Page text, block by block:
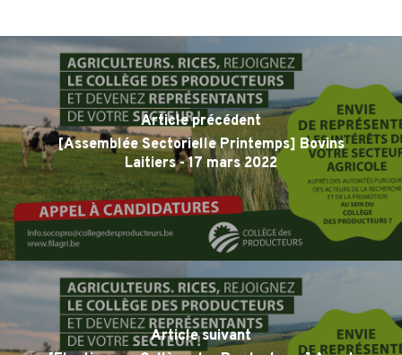
Article précédent
[Assemblée Sectorielle Printemps] Bovins
Laitiers - 17 mars 2022
Article suivant